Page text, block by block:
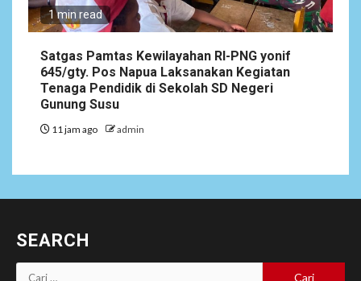
1 min read
Satgas Pamtas Kewilayahan RI-PNG yonif
645/gty. Pos Napua Laksanakan Kegiatan
Tenaga Pendidik di Sekolah SD Negeri
Gunung Susu
11 jam ago admin
SEARCH
Cari